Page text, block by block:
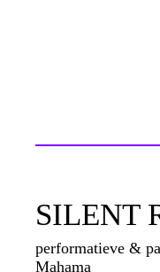
SILENT
performatieve &
Mahama